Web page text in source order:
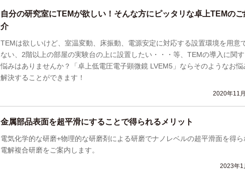
自分の研究室にTEMが欲しい！そんな方にピッタリな卓上TEMのご
介
TEMは欲しいけど、室温変動、床振動、電源安定に対応する設置環境を用意
ない、2階以上の部屋の実験台の上に設置したい・・・等、TEMの導入に関
悩みはありませんか？「卓上低電圧電子顕微鏡 LVEM5」ならそのようなお悩
解決することができます！
2020年11
金属部品表面を超平滑にすることで得られるメリット
電気化学的な研磨+物理的な研磨剤による研磨でナノレベルの超平滑面を得ら
電解複合研磨をご案内します。
2023年1